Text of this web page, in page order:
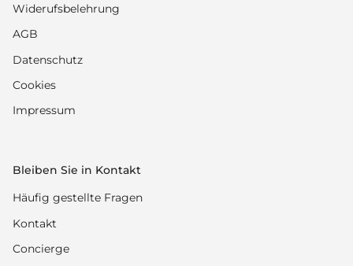
Widerufsbelehrung
AGB
Datenschutz
Cookies
Impressum
Bleiben Sie in Kontakt
Häufig gestellte Fragen
Kontakt
Concierge